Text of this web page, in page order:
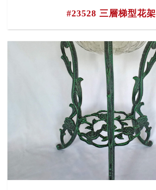
#23528 三層梯型花架